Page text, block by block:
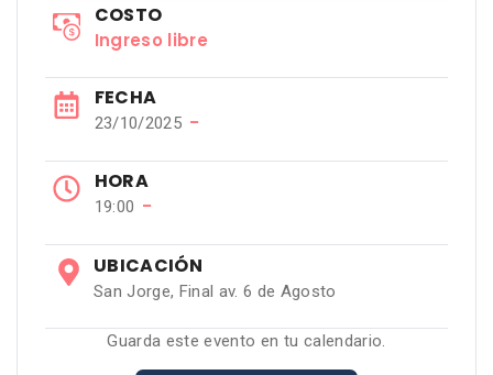
COSTO
Ingreso libre
FECHA
23/10/2025 −
HORA
19:00 −
UBICACIÓN
San Jorge, Final av. 6 de Agosto
Guarda este evento en tu calendario.